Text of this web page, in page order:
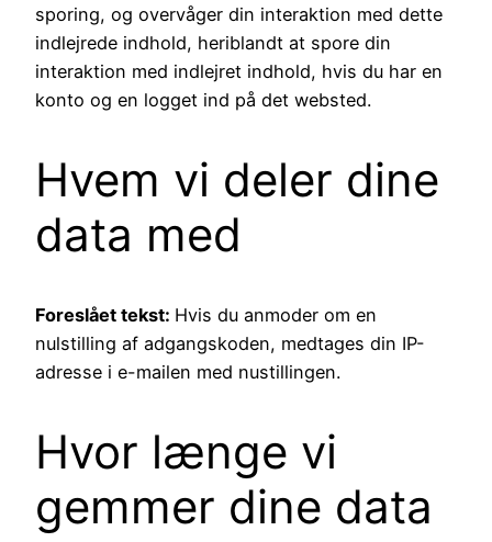
sporing, og overvåger din interaktion med dette
indlejrede indhold, heriblandt at spore din
interaktion med indlejret indhold, hvis du har en
konto og en logget ind på det websted.
Hvem vi deler dine
data med
Foreslået tekst: Hvis du anmoder om en
nulstilling af adgangskoden, medtages din IP-
adresse i e-mailen med nustillingen.
Hvor længe vi
gemmer dine data